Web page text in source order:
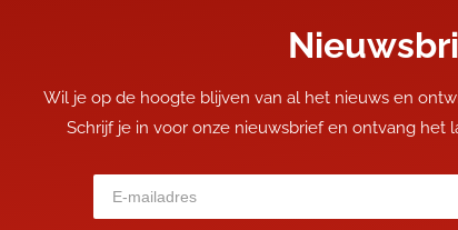
Wil je op de hoogte blijven van al het nieuws en
Schrijf je in voor onze nieuwsbrief en ontvang het